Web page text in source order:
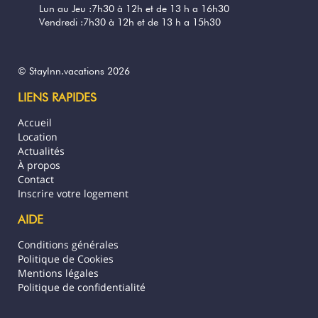
CELA VOUS A ÉTÉ UTILE?
4 ans
positif et l'excellente note de 10/10 très
appréciée. Effectivement l'endroit est très
bien tenu et votre hôte est très
sympathique et chaleureux. Au plaisir de
Super
Yves (France)
Le calme. Quel plaisir de pouvoir dormir sans un
cocorico !!!! Notre chambre est très spacieuse avec de
Lun au Jeu :7h30 à 12h et de 13 h a 16h30
Vendredi :7h30 à 12h et de 13 h a 15h30
© StayInn.vacations 2026
LIENS RAPIDES
Accueil
Location
Actualités
À propos
Contact
Inscrire votre logement
AIDE
Conditions générales
Politique de Cookies
Mentions légales
Politique de confidentialité